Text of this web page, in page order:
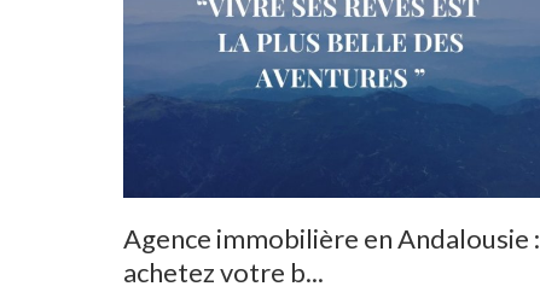
Agence immobilière en Andalousie :
achetez votre b...